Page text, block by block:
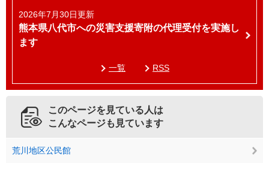
2026年7月30日更新
熊本県八代市への災害支援寄附の代理受付を実施し
ます
一覧 RSS
このページを見ている人は
こんなページも見ています
荒川地区公民館